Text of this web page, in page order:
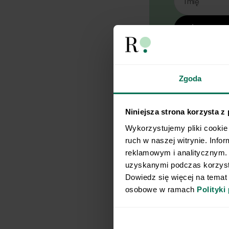
Zgoda
Niniejsza strona korzysta z
Wykorzystujemy pliki
ruch w naszej witrynie.
reklamowym i
uzyskanymi podczas
Dowiedz się więcej na
osobowe w ramach Polityki
Respo
TEKA
zgodę na
w celu
komunikacji
2024 poz.